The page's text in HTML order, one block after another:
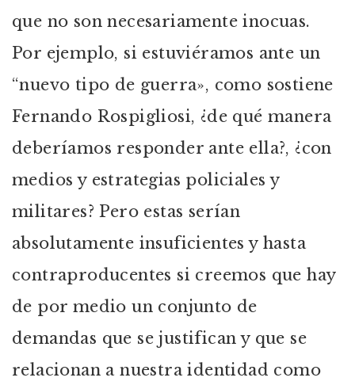
que no son necesariamente inocuas.
Por ejemplo, si estuviéramos ante un
“nuevo tipo de guerra», como sostiene
Fernando Rospigliosi, ¿de qué manera
deberíamos responder ante ella?, ¿con
medios y estrategias policiales y
militares? Pero estas serían
absolutamente insuficientes y hasta
contraproducentes si creemos que hay
de por medio un conjunto de
demandas que se justifican y que se
relacionan a nuestra identidad como